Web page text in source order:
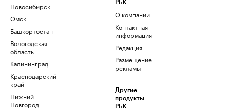
Новосибирск
Омск
Башкортостан
Вологодская
область
Калининград
Краснодарский
край
Нижний
Новгород
РБК
О компании
Контактная
информация
Редакция
Размещение
рекламы
Другие
продукты
РБК